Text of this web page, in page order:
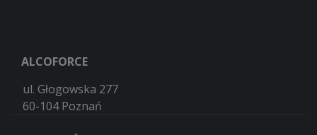
ALCOFORCE
ul. Głogowska 277
60-104 Poznań